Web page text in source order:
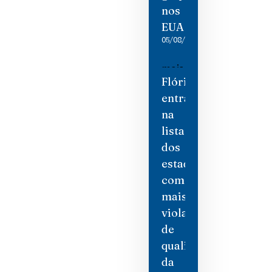
nos
EUA
05/08/2026
Flórida
entra
na
lista
dos
estados
com
mais
violações
de
qualidade
da